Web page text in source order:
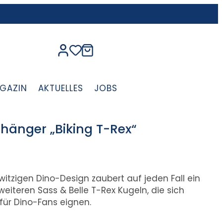
AKTUELLES JOBS
„Biking T-Rex“
Dino-Design zaubert auf jeden Fall ein
Sass & Belle T-Rex Kugeln, die sich
Dino-Fans eignen.